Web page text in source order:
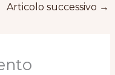
Articolo successivo →